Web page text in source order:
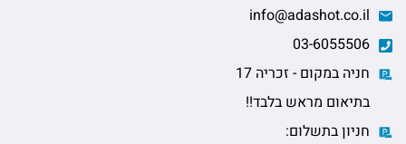
חניה במקום - זכריה 17
בתיאום מראש בלבד!!
חניון בתשלום: